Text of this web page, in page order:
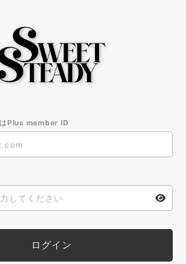
Plus member ID